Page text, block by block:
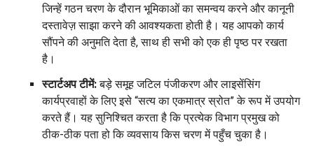
जिन्हें गठन चरण के दौरान भूमिकाओं का समन्वय करने और कानूनी
दस्तावेज़ साझा करने की आवश्यकता होती है। यह आपको कार्य
सौंपने की अनुमति देता है, साथ ही सभी को एक ही पृष्ठ पर रखता
है।
स्टार्टअप टीमें:बड़े समूह जटिल पंजीकरण और लाइसेंसिंग
कार्यप्रवाहों के लिए इसे “सत्य का एकमात्र स्रोत” के रूप में उपयोग
करते हैं। यह सुनिश्चित करता है कि प्रत्येक विभाग प्रमुख को
ठीक-ठीक पता हो कि व्यवसाय किस चरण में पहुँच चुका है।